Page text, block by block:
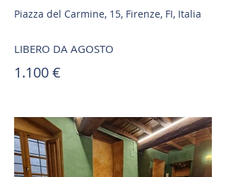
Piazza del Carmine, 15, Firenze, FI, Italia
LIBERO DA AGOSTO
1.100 €